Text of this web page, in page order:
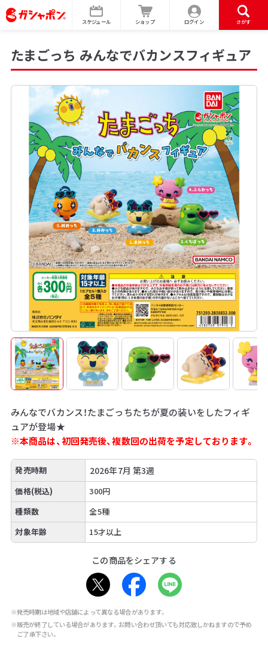
スケジュール ショップ ログイン さがす
たまごっち みんなでバカンスフィギュア
みんなでバカンス！たまごっちたちが夏の装いをしたフィギ
ュアが登場★
※本商品は、初回発売後、複数回の出荷を予定しております。
発売時期 2026年7月 第3週
価格(税込)
300円
種類数
全5種
対象年齢
15才以上
この商品をシェアする
※発売時期は地域や店舗によって異なる場合があります。
※販売が終了している場合があります。お問い合わせ頂いても対応致しかねますので予め
ご了承下さい。